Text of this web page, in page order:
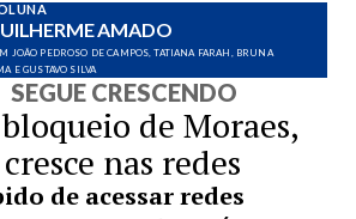
AMADO
JOÃO PEDROSO DE CAMPOS, TATIANA FARAH, BRUNA
E GUSTAVO SILVA
SEGUE CRESCENDO
de Moraes,
nas redes
de acessar redes